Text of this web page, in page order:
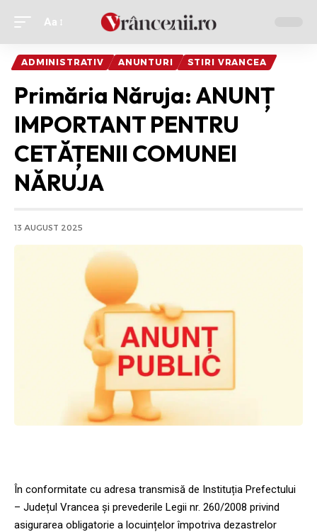
Ajustor
font
Aa
ADMINISTRATIV ANUNTURI STIRI VRANCEA
Primăria Năruja: ANUNȚ
IMPORTANT PENTRU
CETĂȚENII COMUNEI
NĂRUJA
13 AUGUST 2025
În conformitate cu adresa transmisă de Instituția Prefectului
– Județul Vrancea și prevederile Legii nr. 260/2008 privind
asigurarea obligatorie a locuințelor împotriva dezastrelor